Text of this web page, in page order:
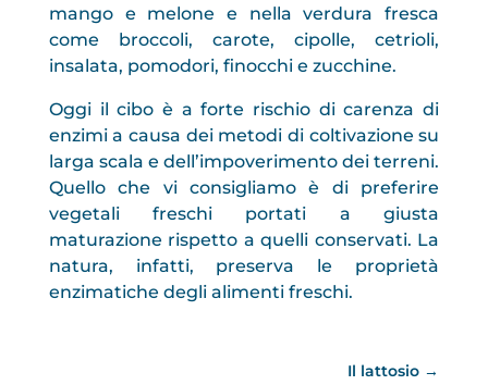
mango e melone e nella verdura fresca
come broccoli, carote, cipolle, cetrioli,
insalata, pomodori, finocchi e zucchine.
Oggi il cibo è a forte rischio di carenza di
enzimi a causa dei metodi di coltivazione su
larga scala e dell’impoverimento dei terreni.
Quello che vi consigliamo è di preferire
vegetali freschi portati a giusta
maturazione rispetto a quelli conservati. La
natura, infatti, preserva le proprietà
enzimatiche degli alimenti freschi.
Il lattosio →